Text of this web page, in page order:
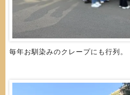
毎年お馴染みのクレープにも行列。